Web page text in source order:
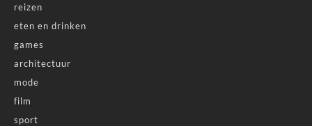
reizen
eten en drinken
games
architectuur
mode
film
sport